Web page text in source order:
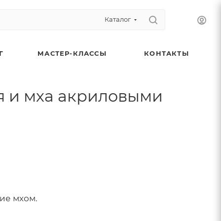
Каталог
МАСТЕР-КЛАССЫ КОНТАКТЫ
и мха акриловыми
мхом.